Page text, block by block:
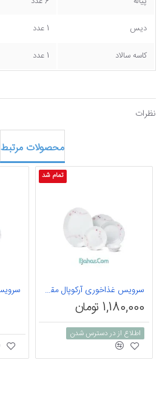
دیس 1 عدد
کاسه سالاد 1 عدد
نظرات
محصولات مرتبط
تمام شد
سرویس غذاخوری آرکوپال مقصود 25 پارچه داماس طرح رامیلا صورتی متالیک
1,180,000 تومان
اطلاع از در دسترس شدن